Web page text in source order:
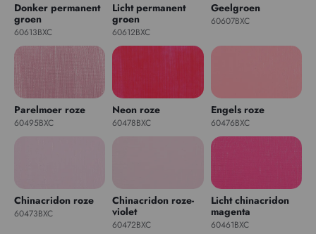
Donker permanent
groen
60613BXC
Licht permanent
groen
60612BXC
Geelgroen
60607BXC
Parelmoer roze
60495BXC
Neon roze
60478BXC
Engels roze
60476BXC
Chinacridon roze
60473BXC
Chinacridon roze-
violet
60472BXC
Licht chinacridon
magenta
60461BXC